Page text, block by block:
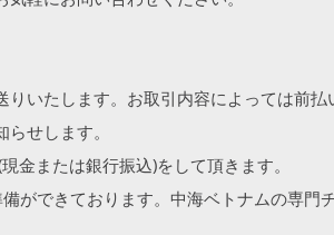
いたします。お取引内容によっては前
せします。
金または銀行振込)をして頂きます。
ができております。中海ベトナムの専